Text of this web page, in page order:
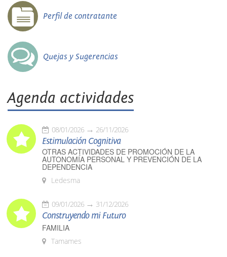
Perfil de contratante
Quejas y Sugerencias
Agenda actividades
08/01/2026 26/11/2026
Estimulación Cognitiva
OTRAS ACTIVIDADES DE PROMOCIÓN DE LA
AUTONOMÍA PERSONAL Y PREVENCIÓN DE LA
DEPENDENCIA
Ledesma
09/01/2026 31/12/2026
Construyendo mi Futuro
FAMILIA
Tamames